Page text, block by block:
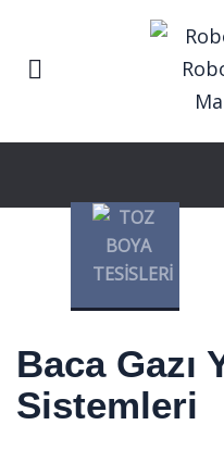
Baca Gazı
Sistemleri